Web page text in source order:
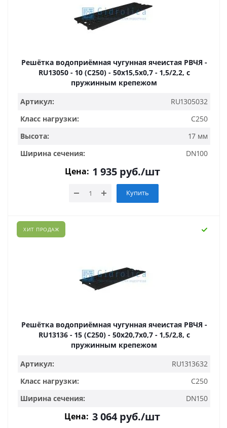
Решётка водоприёмная чугунная ячеистая РВЧЯ -
RU13050 - 10 (C250) - 50х15,5х0,7 - 1,5/2,2, с
пружинным крепежом
Артикул:
RU1305032
Класс нагрузки:
C250
Высота:
17 мм
Ширина сечения:
DN100
Цена: 1 935руб./шт
Купить
ХИТ ПРОДАЖ
Решётка водоприёмная чугунная ячеистая РВЧЯ -
RU13136 - 15 (C250) - 50х20,7х0,7 - 1,5/2,8, с
пружинным крепежом
Артикул:
RU1313632
Класс нагрузки:
C250
Ширина сечения:
DN150
Цена: 3 064руб./шт